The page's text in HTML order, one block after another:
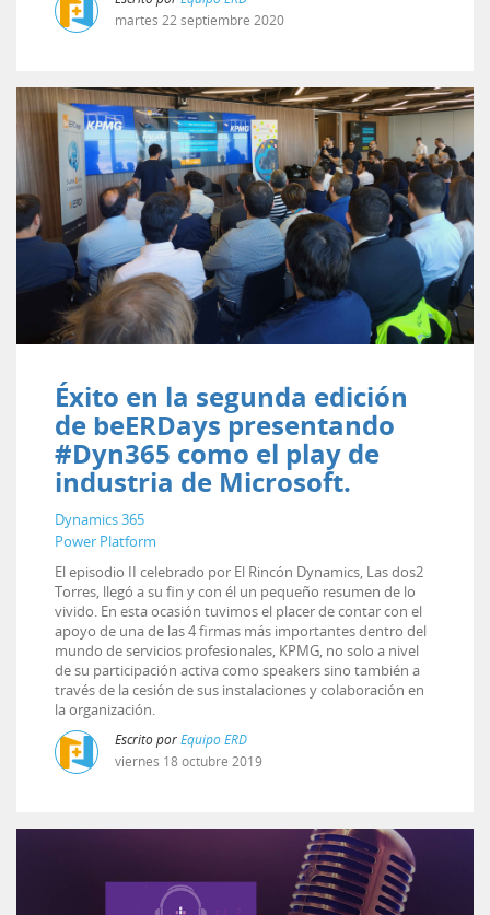
martes 22septiembre 2020
Éxito en la segunda edición
de beERDays presentando
#Dyn365 como el play de
industria de Microsoft.
Dynamics 365
Power Platform
El episodio II celebrado por El Rincón Dynamics, Las dos2
Torres, llegó a su fin y con él un pequeño resumen de lo
vivido. En esta ocasión tuvimos el placer de contar con el
apoyo de una de las 4 firmas más importantes dentro del
mundo de servicios profesionales, KPMG, no solo a nivel
de su participación activa como speakers sino también a
través de la cesión de sus instalaciones y colaboración en
la organización.
Escrito porEquipo ERD
viernes 18octubre 2019